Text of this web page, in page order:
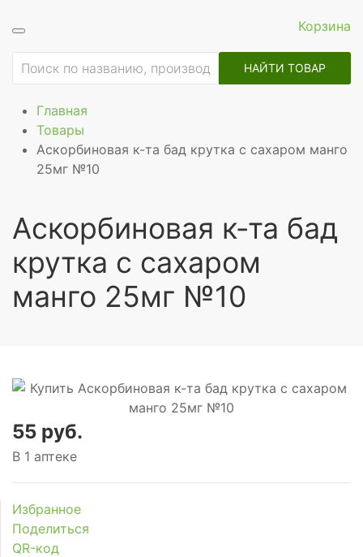
Корзина
НАЙТИ ТОВАР
Главная
Товары
Аскорбиновая к-та бад крутка с сахаром манго
25мг №10
Аскорбиновая к-та бад
крутка с сахаром
манго 25мг №10
55 руб.
В 1 аптеке
Избранное
Поделиться
QR-код